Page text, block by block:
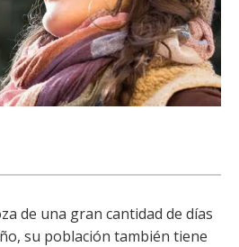
de una gran cantidad de días
su población también tiene